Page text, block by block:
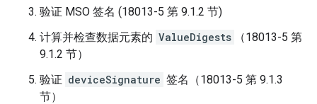
验证 MSO 签名 (18013-5 第 9.1.2 节)
计算并检查数据元素的 ValueDigests
（18013-5 第
9.1.2 节）
验证 deviceSignature 签名（18013-5 第 9.1.3
节）